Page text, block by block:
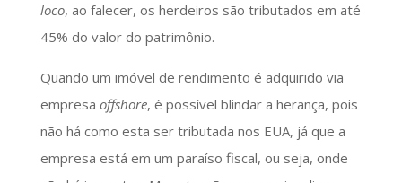
loco, ao falecer, os herdeiros são tributados em até
45% do valor do patrimônio.
Quando um imóvel de rendimento é adquirido via
empresa offshore, é possível blindar a herança, pois
não há como esta ser tributada nos EUA, já que a
empresa está em um paraíso fiscal, ou seja, onde